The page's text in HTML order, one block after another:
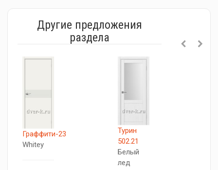
Другие предложения
раздела
Граффити-23
Whitey
Турин
502.21
Белый
лед